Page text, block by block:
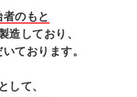
のもと
造しており、
ております。
して、